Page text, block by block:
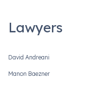
Lawyers
David Andreani
Manon Baezner